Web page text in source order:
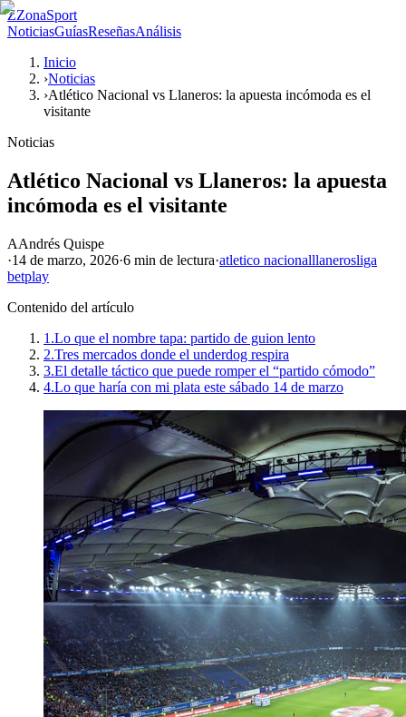
ZZonaSport
NoticiasGuíasReseñasAnálisis
Inicio
›Noticias
›Atlético Nacional vs Llaneros: la apuesta incómoda es el
visitante
Noticias
Atlético Nacional vs Llaneros: la apuesta
incómoda es el visitante
AAndrés Quispe
·14 de marzo, 2026·6 min de lectura·atletico nacionalllanerosliga
betplay
Contenido del artículo
1.Lo que el nombre tapa: partido de guion lento
2.Tres mercados donde el underdog respira
3.El detalle táctico que puede romper el “partido cómodo”
4.Lo que haría con mi plata este sábado 14 de marzo